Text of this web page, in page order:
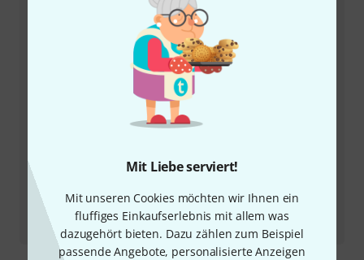
Mit Liebe serviert!
Mit unseren Cookies möchten wir Ihnen ein
fluffiges Einkaufserlebnis mit allem was
dazugehört bieten. Dazu zählen zum Beispiel
passende Angebote, personalisierte Anzeigen
Kundennummer bereithalten
Öffnungszeiten
Rückruf vereinbaren
Mehr Kontaktoptionen
Produkt zurücksenden
Alle Ansprechpartner